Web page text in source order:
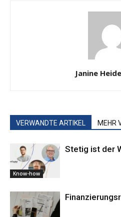
Janine
VERWANDTE ARTIKEL MEHR
Know-how
Stetig ist der